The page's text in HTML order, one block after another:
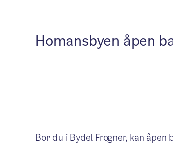
Homansbyen åpen
Bor du i Bydel Frogner, kan